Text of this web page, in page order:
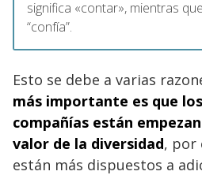
significa «contar», mientras
“confía”.
Esto se debe a varias
más importante es que
compañías están
valor de la diversidad, por
están más dispuestos a